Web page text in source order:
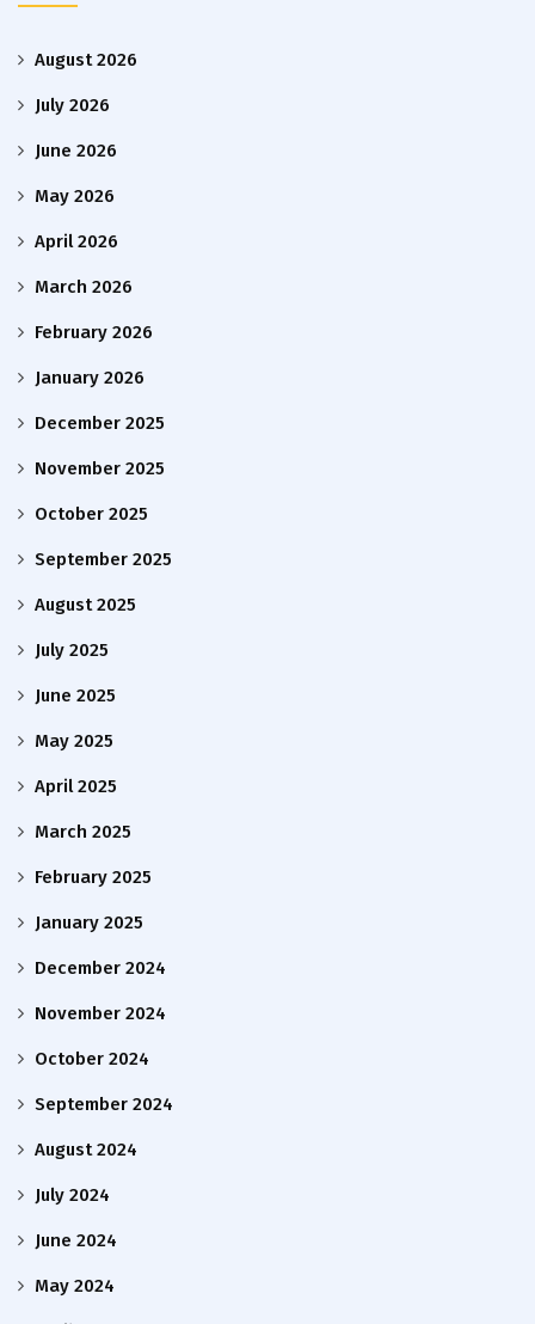
August 2026
July 2026
June 2026
May 2026
April 2026
March 2026
February 2026
January 2026
December 2025
November 2025
October 2025
September 2025
August 2025
July 2025
June 2025
May 2025
April 2025
March 2025
February 2025
January 2025
December 2024
November 2024
October 2024
September 2024
August 2024
July 2024
June 2024
May 2024